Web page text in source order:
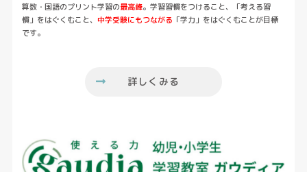
算数・国語のプリント学習の最高峰。学習習慣をつけること、「考える習
慣」をはぐくむこと、 中学受験にもつながる 「学力」をはぐくむことが目標
です。
詳しくみる